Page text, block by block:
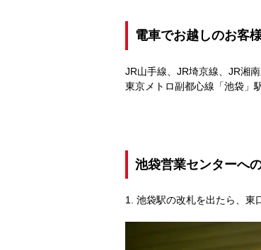
電車でお越しのお客
JR山手線、JR埼京線、JR湘
東京メトロ副都心線「池袋」
池袋営業センターへ
池袋駅の改札を出たら、東